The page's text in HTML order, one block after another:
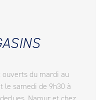
ouverts du mardi au
le samedi de 9h30 à